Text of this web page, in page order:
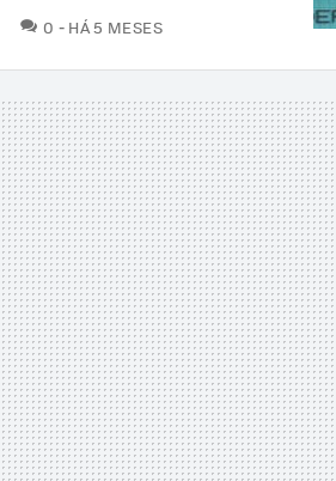
0 COMENTÁRIOS
HÁ 5 MESES